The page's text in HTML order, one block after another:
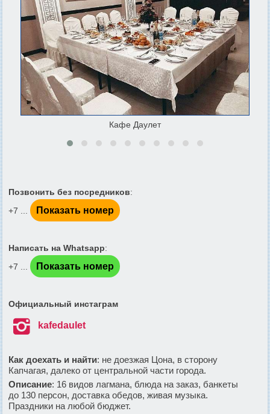
Кафе Даулет
Позвонить без посредников:
+7 ...
Показать номер
Написать на Whatsapp:
+7 ...
Показать номер
Официальный инстаграм
 kafedaulet
Как доехать и найти: не доезжая Цона, в сторону
Капчагая, далеко от центральной части города.
Описание: 16 видов лагмана, блюда на заказ, банкеты
до 130 персон, доставка обедов, живая музыка.
Праздники на любой бюджет.